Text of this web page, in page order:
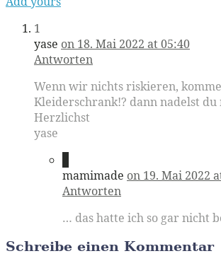
1
yase on 18. Mai 2022 at 05:40
Antworten
Wenn wir nichts riskieren,
Kleiderschrank!? dann nadelst
Herzlichst
yase
mamimade on 19. Mai 2022
Antworten
… das hatte ich so gar nicht
Schreibe einen Kommentar